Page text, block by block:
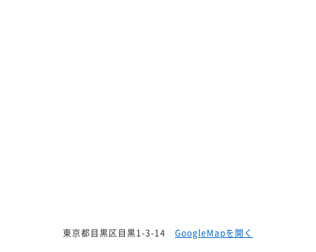
東京都目黒区目黒1-3-14 GoogleMapを開く